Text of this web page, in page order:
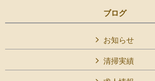
ブログ
お知らせ
清掃実績